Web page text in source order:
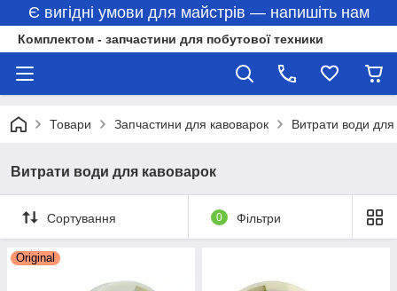
Є вигідні умови для майстрів — напишіть нам
Комплектом - запчастини для побутової техники
Товари Запчастини для кавоварок Витрати води для
Витрати води для кавоварок
Сортування 0 Фільтри
Original